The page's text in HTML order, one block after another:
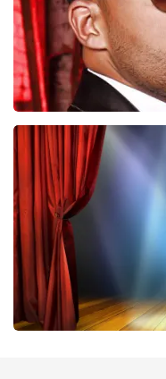
Don Omar
464 laatste 30
BESTEL NU